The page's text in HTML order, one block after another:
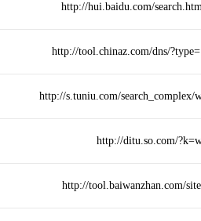
http://hui.baidu.com/
http://tool.chinaz.com/dns/
http://s.tuniu.com/
http://ditu.so.com/
http://tool.baiwanzhan.com/